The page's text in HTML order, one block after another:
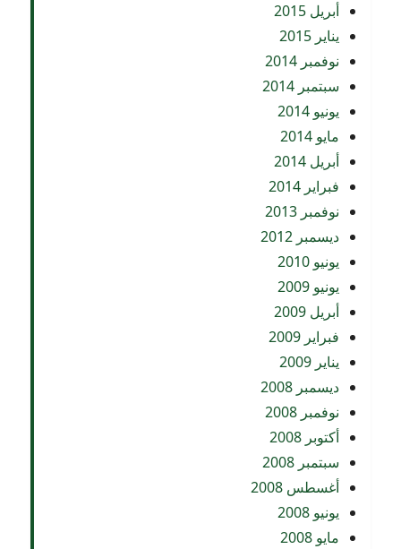
أبريل 2015
يناير 2015
نوفمبر 2014
سبتمبر 2014
يونيو 2014
مايو 2014
أبريل 2014
فبراير 2014
نوفمبر 2013
ديسمبر 2012
يونيو 2010
يونيو 2009
أبريل 2009
فبراير 2009
يناير 2009
ديسمبر 2008
نوفمبر 2008
أكتوبر 2008
سبتمبر 2008
أغسطس 2008
يونيو 2008
مايو 2008